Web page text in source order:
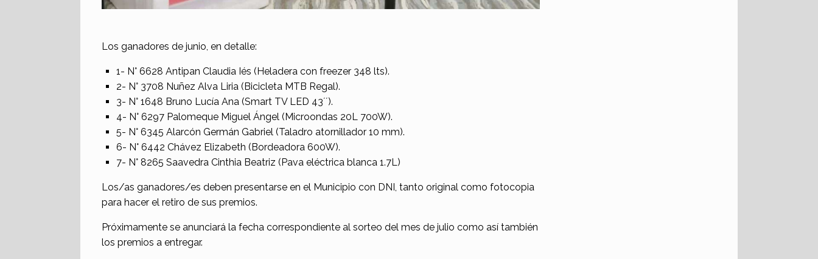
Los ganadores de junio, en detalle:
1- N° 6628 Antipan Claudia Iés (Heladera con freezer 348 lts).
2- N° 3708 Nuñez Alva Liria (Bicicleta MTB Regal).
3- N° 1648 Bruno Lucía Ana (Smart TV LED 43´´).
4- N° 6297 Palomeque Miguel Ángel (Microondas 20L 700W).
5- N° 6345 Alarcón Germán Gabriel (Taladro atornillador 10 mm).
6- N° 6442 Chávez Elizabeth (Bordeadora 600W).
7- N° 8265 Saavedra Cinthia Beatriz (Pava eléctrica blanca 1.7L)
Los/as ganadores/es deben presentarse en el Municipio con DNI, tanto original como fotocopia
para hacer el retiro de sus premios.
Próximamente se anunciará la fecha correspondiente al sorteo del mes de julio como así también
los premios a entregar.